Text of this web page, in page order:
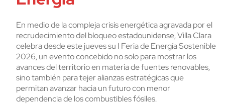
En medio de la compleja crisis energética agravada por el
recrudecimiento del bloqueo estadounidense, Villa Clara
celebra desde este jueves su I Feria de Energía Sostenible
2026, un evento concebido no solo para mostrar los
avances del territorio en materia de fuentes renovables,
sino también para tejer alianzas estratégicas que
permitan avanzar hacia un futuro con menor
dependencia de los combustibles fósiles.